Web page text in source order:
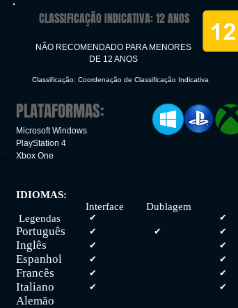
CLASSIFICAÇÃO INDICATIVA: 12 ANOS
NÃO RECOMENDADO PARA MENORES
DE 12 ANOS
Classificação: Coordenação de Classificação Indicativa
PLATAFORMAS:
Microsoft Windows
PlayStation 4
Xbox One
IDIOMAS:
Interface Dublagem
Legendas
Português
Inglês
Espanhol
Francês
Italiano
Alemão
✔
✔
✔
✔
✔
✔
✔
✔
✔
✔
✔
✔
✔